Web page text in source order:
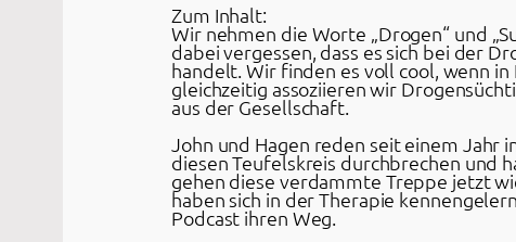
Zum Inhalt:
Wir nehmen die Worte „Drogen“ und
dabei vergessen, dass es sich bei der
handelt. Wir finden es voll cool, wenn
gleichzeitig assoziieren wir
aus der Gesellschaft.
John und Hagen reden seit einem Jahr
diesen Teufelskreis durchbrechen und
gehen diese verdammte Treppe jetzt
haben sich in der Therapie
Podcast ihren Weg.